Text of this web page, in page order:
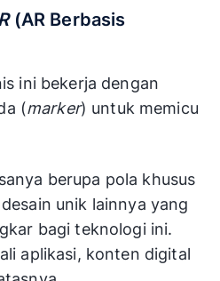
(AR Berbasis
ini bekerja dengan
(marker) untuk memicu
berupa pola khusus
unik lainnya yang
bagi teknologi ini.
aplikasi, konten digital